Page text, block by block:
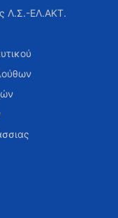
Λ.Σ.-ΕΛ.ΑΚΤ.